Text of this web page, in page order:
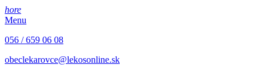
hore
Menu
056 / 659 06 08
obeclekarovce@lekosonline.sk